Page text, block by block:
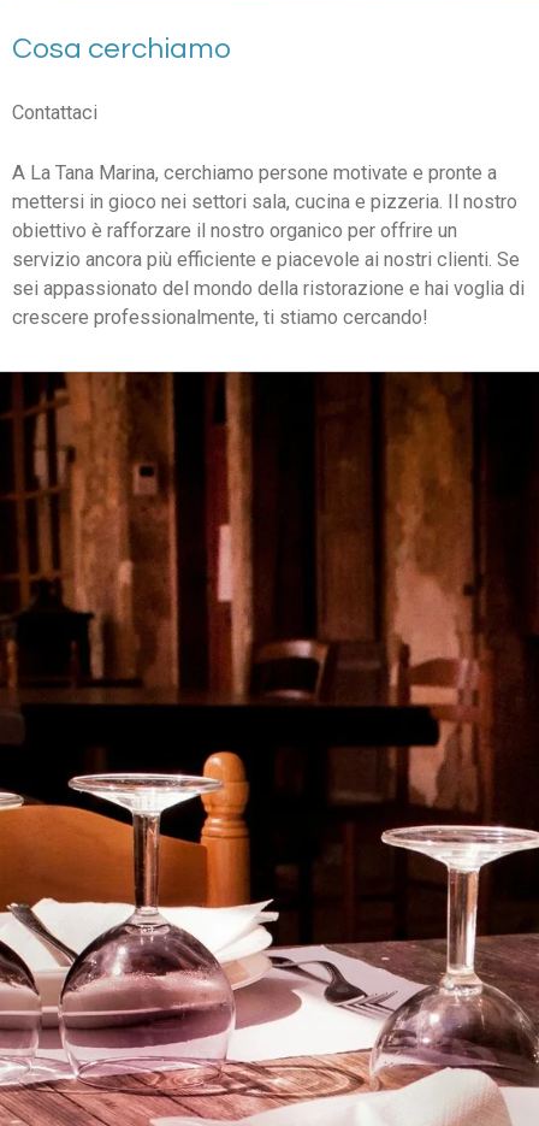
Cosa cerchiamo
Contattaci
A La Tana Marina, cerchiamo persone motivate e pronte a
mettersi in gioco nei settori sala, cucina e pizzeria. Il nostro
obiettivo è rafforzare il nostro organico per offrire un
servizio ancora più efficiente e piacevole ai nostri clienti. Se
sei appassionato del mondo della ristorazione e hai voglia di
crescere professionalmente, ti stiamo cercando!